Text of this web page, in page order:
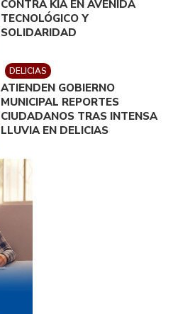
CONTRA KIA EN AVENIDA
TECNOLÓGICO Y
SOLIDARIDAD
DELICIAS
ATIENDEN GOBIERNO
MUNICIPAL REPORTES
CIUDADANOS TRAS INTENSA
LLUVIA EN DELICIAS